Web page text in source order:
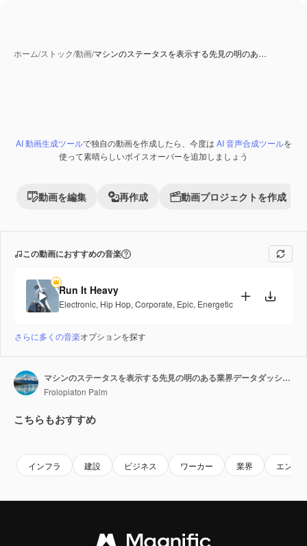
ホーム/ストック/動画/マシンのステータスを表示する先見の明のあ…
Premium
AI 動画生成ツールで独自の動画を作成したら、今度は AI 音声合成ツールを
使って素晴らしいボイスオーバーを追加しましょう
動画を編集 再作成 動画プロジェクトを作成
この動画におすすめの音楽
Run It Heavy
Electronic, Hip Hop, Corporate, Epic, Energetic
さらに多くの音楽オプションを探す
マシンのステータスを表示する先見の明のある業界データダッシュボード
Frolopiaton Palm
こちらもおすすめ
インフラ 建設 ビジネス ワーカー 業界 エンジ